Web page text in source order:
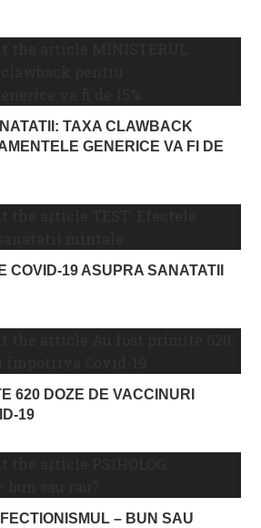
TAXA CLAWBACK
GENERICE VA FI DE
COVID-19 ASUPRA SANATATII
620 DOZE DE VACCINURI
19
– BUN SAU